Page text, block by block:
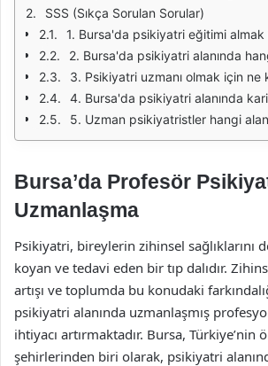
SSS (Sıkça Sorulan Sorular)
1. Bursa'da psikiyatri eğitimi almak için hangi
2. Bursa'da psikiyatri alanında hangi
3. Psikiyatri uzmanı olmak için ne kadar süre
4. Bursa'da psikiyatri alanında kariyer
5. Uzman psikiyatristler hangi
Bursa’da Profesör
Uzmanlaşma
Psikiyatri, bireylerin zihinsel sağlıklarını
koyan ve tedavi eden bir tıp dalıdır.
artışı ve toplumda bu konudaki
psikiyatri alanında uzmanlaşmış
ihtiyacı artırmaktadır. Bursa, Türkiye’nin
şehirlerinden biri olarak, psikiyatri